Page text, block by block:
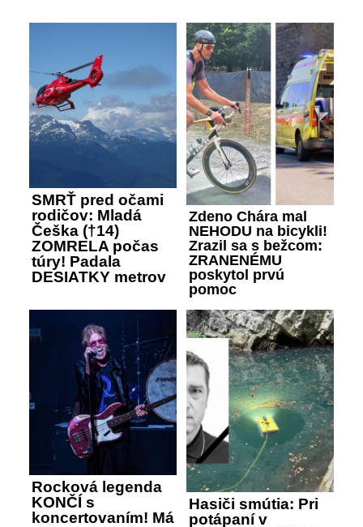
SMRŤ pred očami
rodičov: Mladá
Češka (†14)
ZOMRELA počas
túry! Padala
DESIATKY metrov
Zdeno Chára mal
NEHODU na bicykli!
Zrazil sa s bežcom:
ZRANENÉMU
poskytol prvú
pomoc
Rocková legenda
KONČÍ s
koncertovaním! Má
Hasiči smútia: Pri
potápaní v